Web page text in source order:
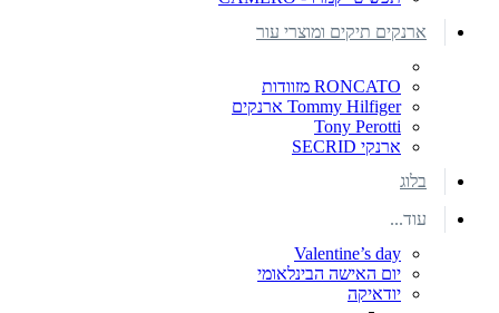
ארנקים תיקים ומוצרי עור
RONCATO מזוודות
Tommy Hilfiger ארנקים
Tony Perotti
ארנקי SECRID
בלוג
עוד...
Valentine’s day
יום האישה הבינלאומי
יודאיקה